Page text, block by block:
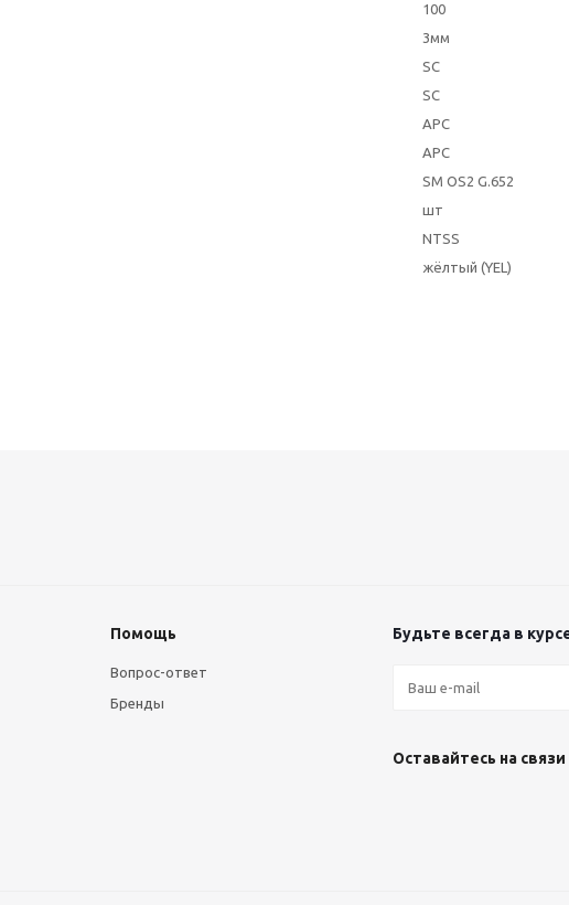
100
3мм
SC
SC
APC
APC
SM OS2 G.652
шт
NTSS
жёлтый (YEL)
Помощь Будьте всегда в курсе!